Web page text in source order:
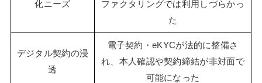
化ニーズ
ファクタリングでは利用しづらかっ
た
デジタル契約の浸
透
電子契約・eKYCが法的に整備さ
れ、本人確認や契約締結が非対面で
可能になった